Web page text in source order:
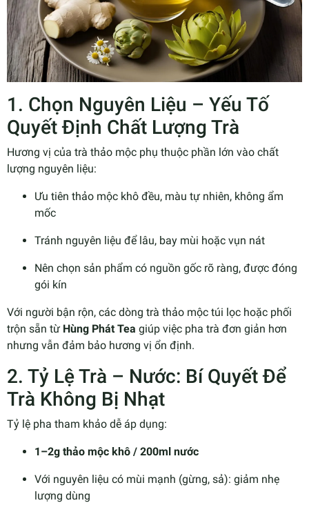
1. Chọn Nguyên Liệu – Yếu Tố
Quyết Định Chất Lượng Trà
Hương vị của trà thảo mộc phụ thuộc phần lớn vào chất
lượng nguyên liệu:
Ưu tiên thảo mộc khô đều, màu tự nhiên, không ẩm
mốc
Tránh nguyên liệu để lâu, bay mùi hoặc vụn nát
Nên chọn sản phẩm có nguồn gốc rõ ràng, được đóng
gói kín
Với người bận rộn, các dòng trà thảo mộc túi lọc hoặc phối
trộn sẵn từ Hùng Phát Tea giúp việc pha trà đơn giản hơn
nhưng vẫn đảm bảo hương vị ổn định.
2. Tỷ Lệ Trà – Nước: Bí Quyết Để
Trà Không Bị Nhạt
Tỷ lệ pha tham khảo dễ áp dụng:
1–2g thảo mộc khô / 200ml nước
Với nguyên liệu có mùi mạnh (gừng, sả): giảm nhẹ
lượng dùng